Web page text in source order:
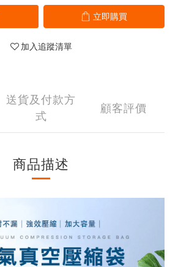
立即購買
加入追蹤清單
送貨及付款方
式
顧客評價
商品描述